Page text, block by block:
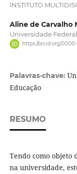
INSTITUTO
Aline de Carvalho
Universidade
https://orcid.org/
Palavras-chave:
Educação
RESUMO
Tendo como objeto
na universidade,